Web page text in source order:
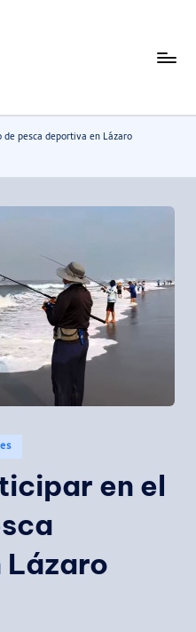
pesca deportiva en Lázaro
en el